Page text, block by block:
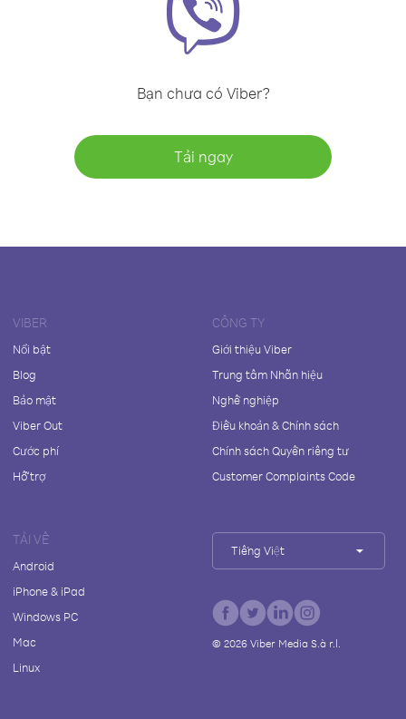
Bạn chưa có Viber?
Tải ngay
VIBER
Nổi bật
Blog
Bảo mật
Viber Out
Cước phí
Hỗ trợ
CÔNG TY
Giới thiệu Viber
Trung tâm Nhãn hiệu
Nghề nghiệp
Điều khoản & Chính sách
Chính sách Quyền riêng tư
Customer Complaints Code
TẢI VỀ
Android
iPhone & iPad
Windows PC
Mac
Linux
Tiếng Việt
© 2026Viber Media S.à r.l.